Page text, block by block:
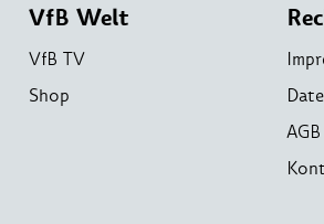
VfB Welt
VfB TV
Shop
AGB